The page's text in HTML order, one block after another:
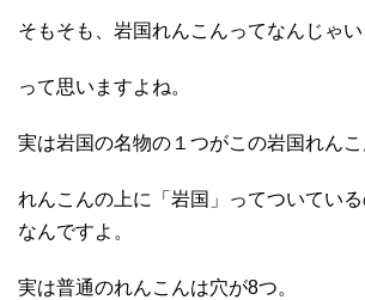
そもそも、岩国れんこんってなんじゃい
って思いますよね。
実は岩国の名物の１つがこの岩国れんこ
れんこんの上に「岩国」ってついてい
なんですよ。
実は普通のれんこんは穴が8つ。